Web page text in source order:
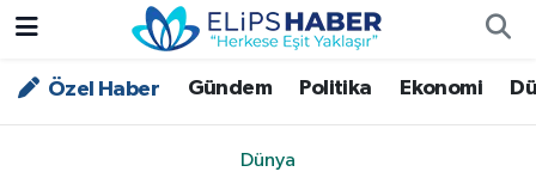
Özel Haber Gündem Politika Ekonomi
Dünya
Özel Haber
Nöbetçi Eczaneler